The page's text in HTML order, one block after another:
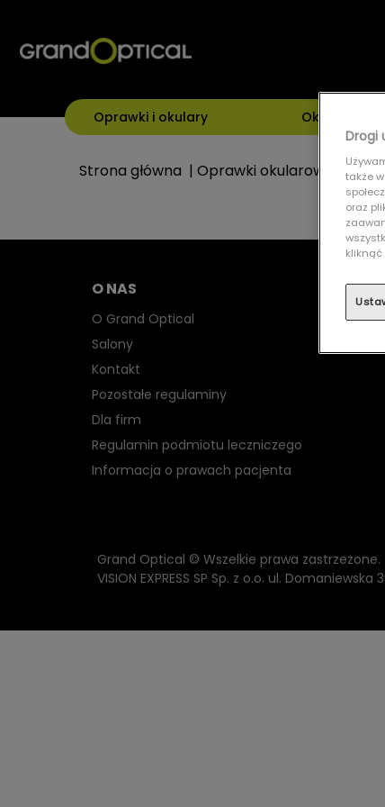
Oprawki i okulary Okulary
Strona główna | Oprawki okularowe |
O NAS
O Grand Optical
Salony
Kontakt
Pozostałe regulaminy
Dla firm
Regulamin podmiotu leczniczego
Informacja o prawach pacjenta
Grand Optical © Wszelkie prawa zastrzeżone.
VISION EXPRESS SP Sp. z o.o. ul.
Drogi
także
oraz
kliknąć